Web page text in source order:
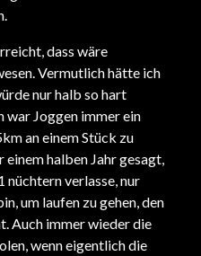
dass wäre
Vermutlich hätte ich
nur halb so hart
war Joggen immer ein
an einem Stück zu
halben Jahr gesagt,
nüchtern verlasse, nur
um laufen zu gehen, den
Auch immer wieder die
wenn eigentlich die